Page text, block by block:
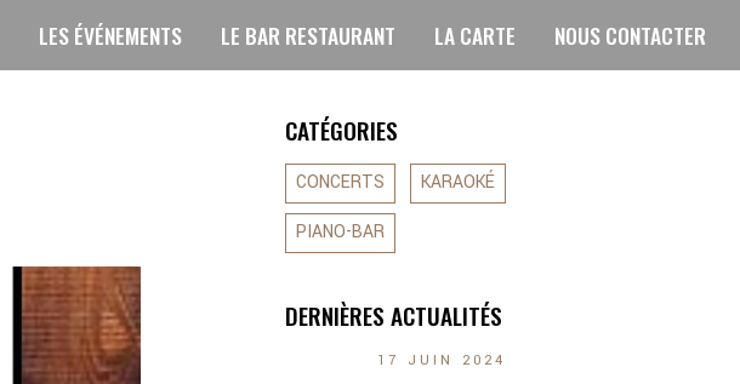
LES ÉVÉNEMENTS LE BAR RESTAURANT LA CARTE NOUS CONTACTER
CATÉGORIES
CONCERTS KARAOKÉ
PIANO-BAR
DERNIÈRES ACTUALITÉS
17 JUIN 2024